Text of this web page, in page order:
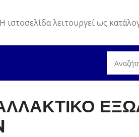
Η ιστοσελίδα λειτουργεί ως